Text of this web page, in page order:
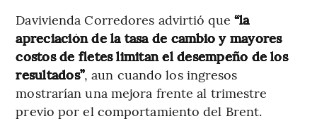
Davivienda Corredores advirtió que “la
apreciación de la tasa de cambio y mayores
costos de fletes limitan el desempeño de los
resultados”, aun cuando los ingresos
mostrarían una mejora frente al trimestre
previo por el comportamiento del Brent.